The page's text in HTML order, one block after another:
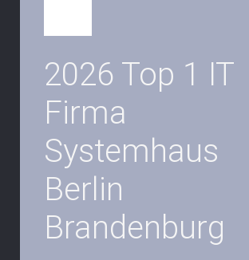
2026 Top 1 IT
Firma
Systemhaus
Berlin
Brandenburg